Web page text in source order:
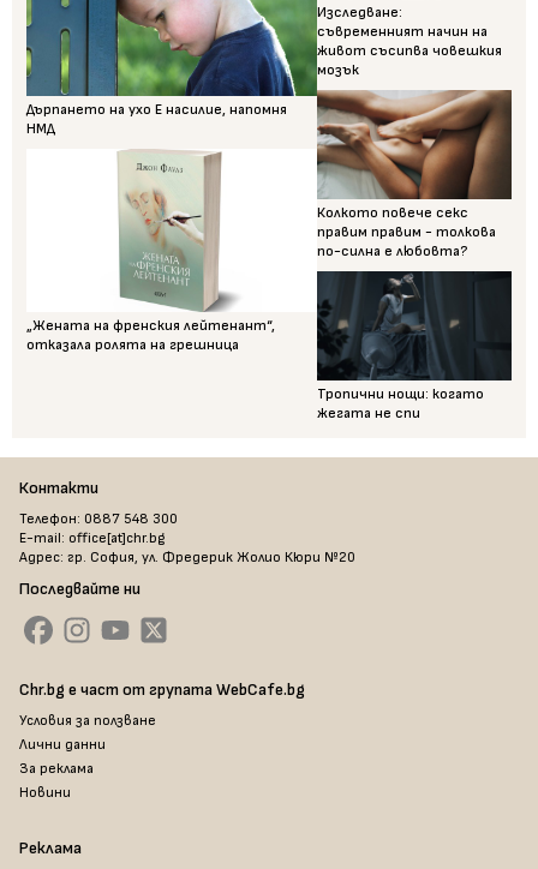
Дърпането на ухо Е насилие, напомня
НМД
„Жената на френския лейтенант“,
отказала ролята на грешница
Изследване:
съвременният начин на
живот съсипва човешкия
мозък
Колкото повече секс
правим правим - толкова
по-силна е любовта?
Тропични нощи: когато
жегата не спи
Контакти
Телефон: 0887 548 300
E-mail: office[at]chr.bg
Адрес: гр. София, ул. Фредерик Жолио Кюри №20
Последвайте ни
Chr.bg е част от групата WebCafe.bg
Условия за ползване
Лични данни
За реклама
Новини
Реклама